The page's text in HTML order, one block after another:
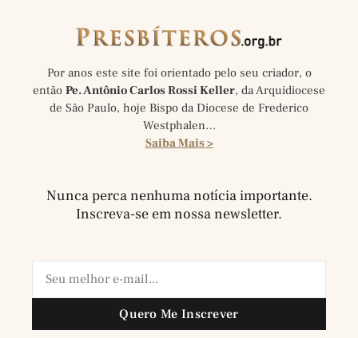
Por anos este site foi orientado pelo seu criador, o
então Pe. Antônio Carlos Rossi Keller, da Arquidiocese
de São Paulo, hoje Bispo da Diocese de Frederico
Westphalen…
Saiba Mais >
Nunca perca nenhuma notícia importante.
Inscreva-se em nossa newsletter.
Quero Me Inscrever